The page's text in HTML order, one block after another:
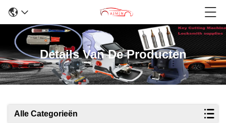
Details Van De Producten
Alle Categorieën